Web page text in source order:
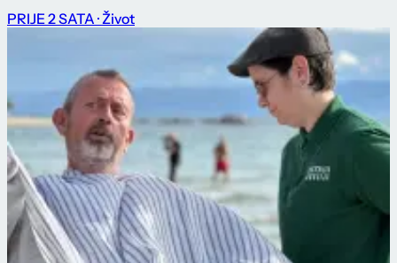
PRIJE 2 SATA · Život